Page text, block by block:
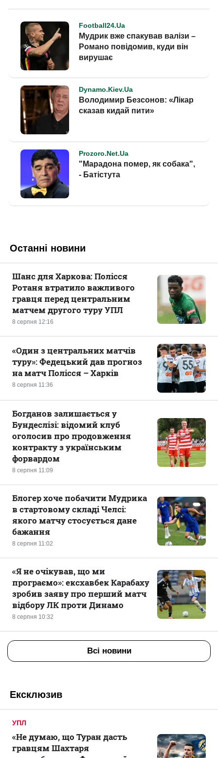
Останні новини
8 серпня 12:16
Шанс для Харкова: Полісся
Ротаня втратило важливого
гравця перед центральним
матчем другого туру УПЛ
8 серпня 11:36
«Один з центральних матчів
туру»: Федецький дав прогноз
на матч Полісся – Харків
8 серпня 11:09
Богданов залишається у
Бундеслізі: відомий клуб
оголосив про продовження
контракту з українським
форвардом
8 серпня 11:02
Блогер хоче побачити Мудрика
в стартовому складі Челсі:
якого матчу стосується дане
бажання
8 серпня 10:32
«Я не очікував, що ми
програємо»: ексхавбек Карабаху
зробив заяву про перший матч
відбору ЛК проти Динамо
Всі новини
Ексклюзив
УПЛ
«Не думаю, що Туран дасть
гравцям Шахтаря